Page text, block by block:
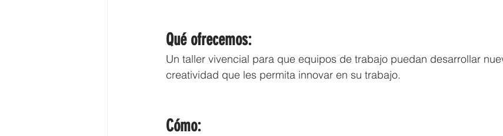
Qué ofrecemos:
Un taller vivencial para que equipos de trabajo puedan desarrollar
creatividad que les permita innovar en su trabajo.
Cómo: